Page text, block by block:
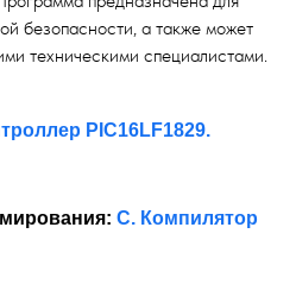
безопасности, а также может
техническими специалистами.
PIC16LF1829.
С. Компилятор